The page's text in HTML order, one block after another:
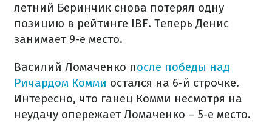
летний Беринчик снова потерял одну
позицию в рейтинге IBF. Теперь Денис
занимает 9-е место.
Василий Ломаченко после победы над
Ричардом Комми остался на 6-й строчке.
Интересно, что ганец Комми несмотря на
неудачу опережает Ломаченко – 5-е место.